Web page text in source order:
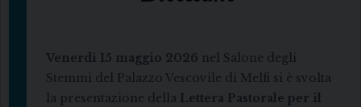
Venerdì 15 maggio 2026 nel Salone degli
Stemmi del Palazzo Vescovile di Melfi si è svolta
la presentazione della Lettera Pastorale per il